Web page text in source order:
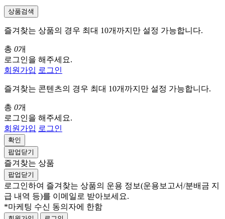
상품검색
즐겨찾는 상품의 경우 최대 10개까지만 설정 가능합니다.
총 0개
로그인을 해주세요.
회원가입 로그인
즐겨찾는 콘텐츠의 경우 최대 10개까지만 설정 가능합니다.
총 0개
로그인을 해주세요.
회원가입 로그인
확인
팝업닫기
즐겨찾는 상품
팝업닫기
로그인하여 즐겨찾는 상품의 운용 정보(운용보고서/분배금 지
급 내역 등)를 이메일로 받아보세요.
*마케팅 수신 동의자에 한함